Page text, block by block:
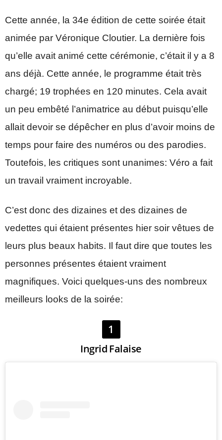
Cette année, la 34e édition de cette soirée était
animée par Véronique Cloutier. La dernière fois
qu’elle avait animé cette cérémonie, c’était il y a 8
ans déjà. Cette année, le programme était très
chargé; 19 trophées en 120 minutes. Cela avait
un peu embêté l’animatrice au début puisqu’elle
allait devoir se dépêcher en plus d’avoir moins de
temps pour faire des numéros ou des parodies.
Toutefois, les critiques sont unanimes: Véro a fait
un travail vraiment incroyable.
C’est donc des dizaines et des dizaines de
vedettes qui étaient présentes hier soir vêtues de
leurs plus beaux habits. Il faut dire que toutes les
personnes présentes étaient vraiment
magnifiques. Voici quelques-uns des nombreux
meilleurs looks de la soirée:
1
Ingrid Falaise